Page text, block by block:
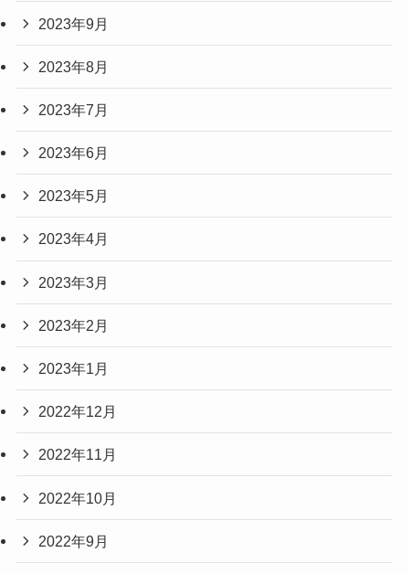
2023年9月
2023年8月
2023年7月
2023年6月
2023年5月
2023年4月
2023年3月
2023年2月
2023年1月
2022年12月
2022年11月
2022年10月
2022年9月